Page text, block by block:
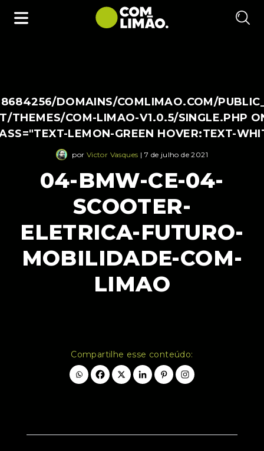
DOMAINS/COMLIMAO.COM/
THEMES/COM-LIMAO-V1.0.5/SINGLE.PHP
LEMON-GREEN HOVER:TEXT-
por Victor Vasques | 7 de julho de 2021
04-BMW-CE-04-
SCOOTER-
ELETRICA-FUTURO-
MOBILIDADE-COM-
LIMAO
Compartilhe esse conteúdo: